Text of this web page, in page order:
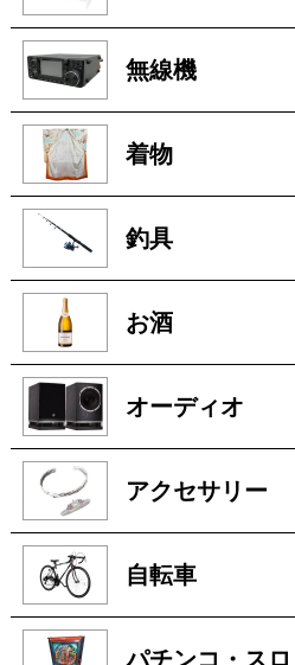
無線機
着物
釣具
お酒
オーディオ
アクセサリー
自転車
パチンコ・スロ